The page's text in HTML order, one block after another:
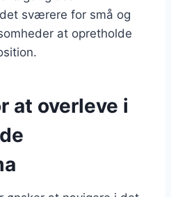
sværere for små og
at opretholde
at overleve i